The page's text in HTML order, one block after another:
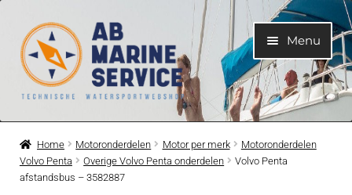
Ga
door
naar
navigatie
Ga
naar
de
inhoud
Menu
Home
Motoren
Home Motoronderdelen Motor per merk
Motoronderdelen
Volvo Penta
Overige Volvo Penta onderdelen
Volvo Penta
afstandsbus – 3582887